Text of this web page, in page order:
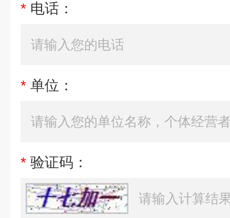
* 电话：
* 单位：
* 验证码：